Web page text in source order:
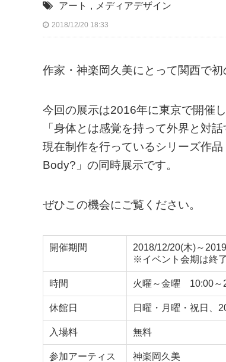
アート , メディアデザイン
2018/12/20 18:33
作家・神楽岡久美にとって関西で
今回の展示は2016年に東京で開催
「身体とは感覚を持って外界と対
現在制作を行っているシリーズ作
Body?」の同時展示です。
ぜひこの機会にご覧ください。
開催期間
2018/12/20(木)～
※イベント会期は終
時間 火曜～金曜 10:00
休館日 日曜・月曜・祝日、
入場料 無料
参加アーティス
神楽岡久美